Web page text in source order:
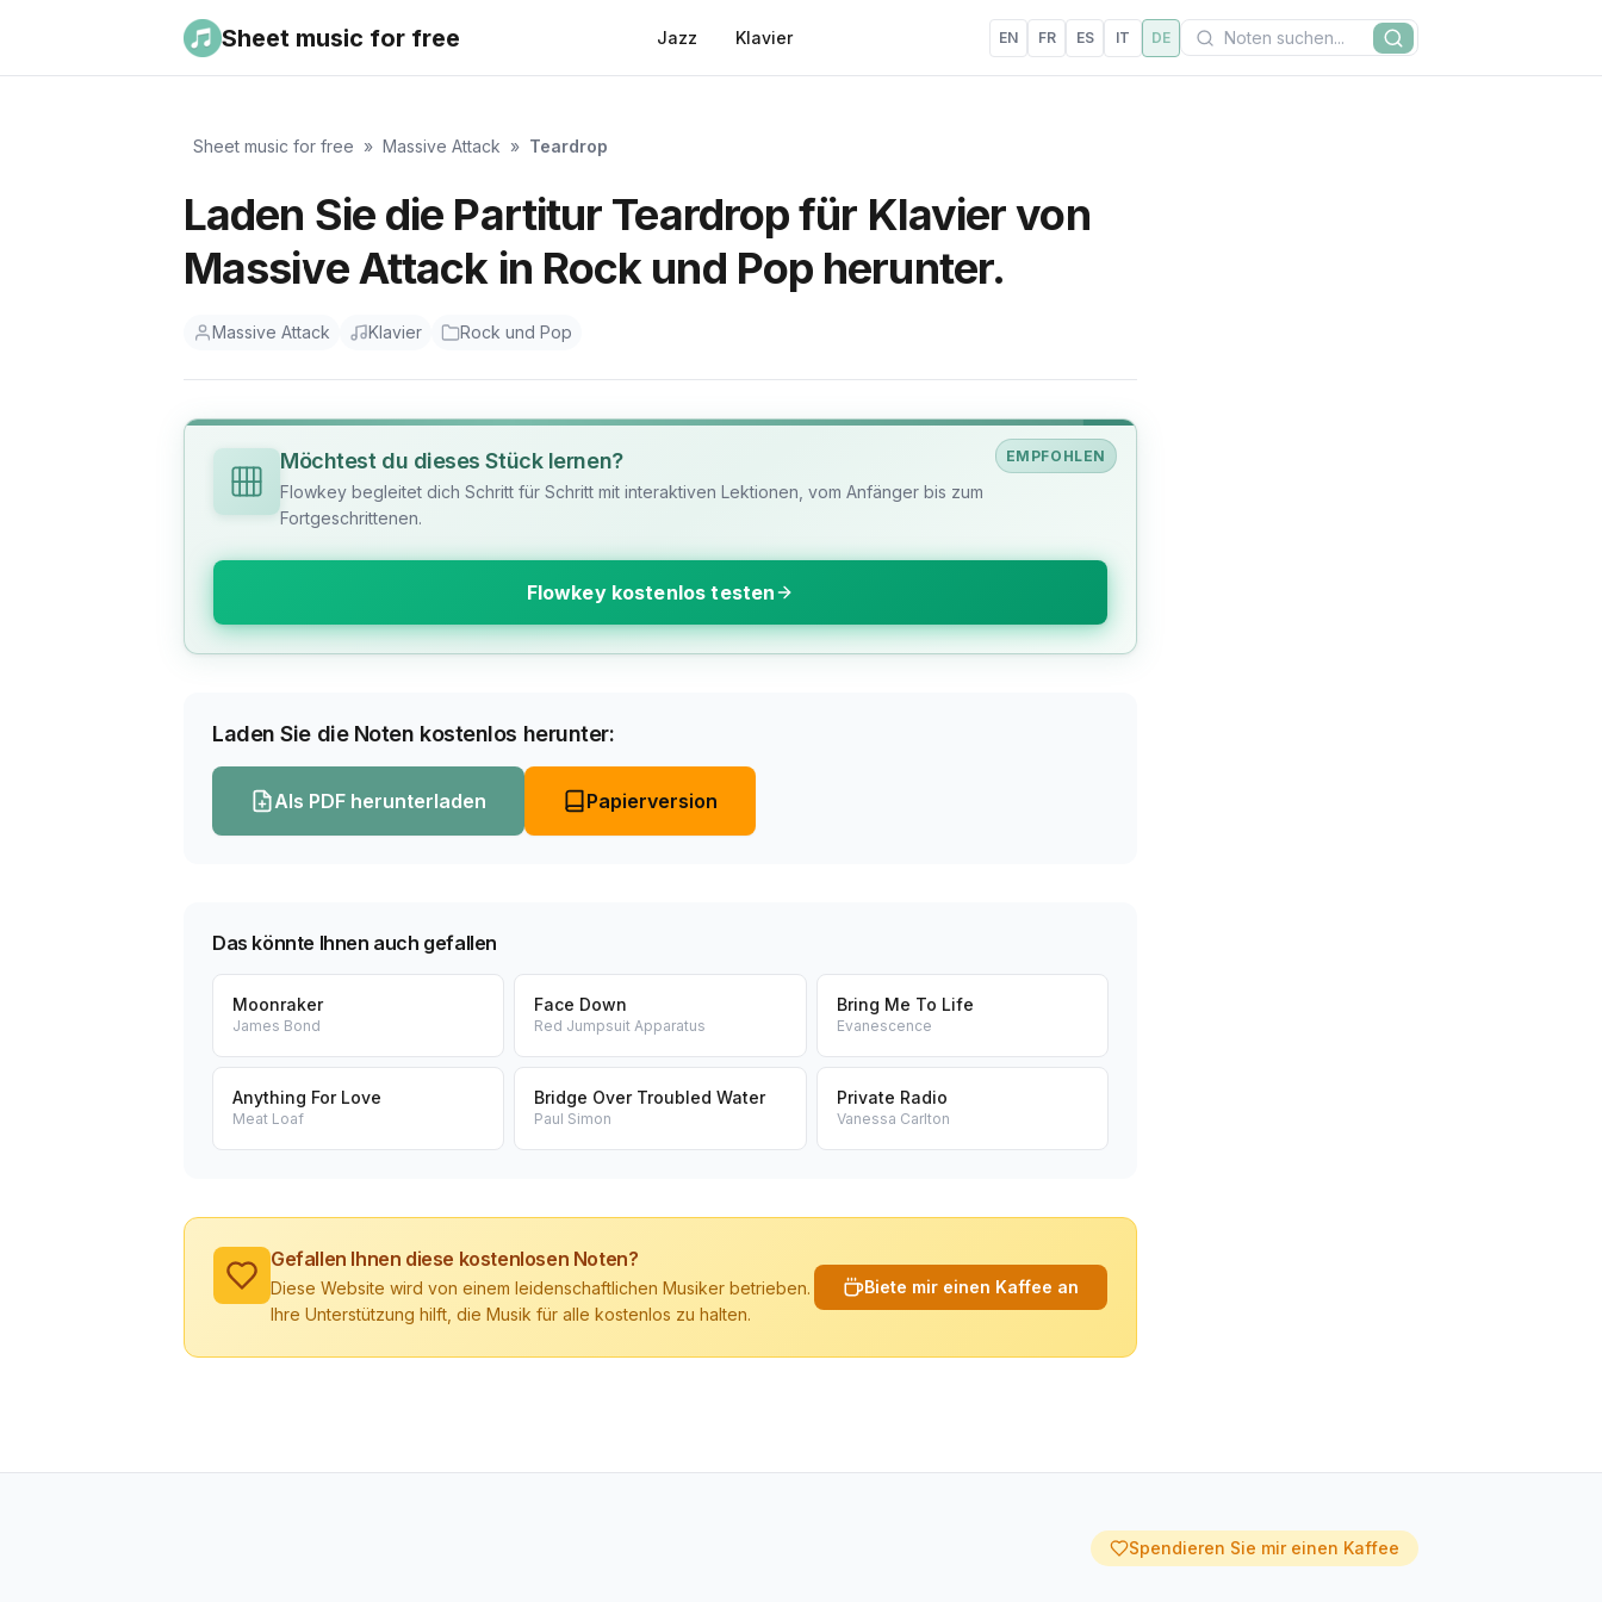
Sheet music for free Jazz Klavier EN FR ES IT DE Suchen
Suche
Sheet music for free » Massive Attack » Teardrop
Laden Sie die Partitur Teardrop für Klavier von
Massive Attack in Rock und Pop herunter.
Massive Attack Klavier Rock und Pop
EMPFOHLEN
Möchtest du dieses Stück lernen?
Flowkey begleitet dich Schritt für Schritt mit interaktiven Lektionen, vom Anfänger bis zum
Fortgeschrittenen.
Flowkey kostenlos testen
Laden Sie die Noten kostenlos herunter:
Als PDF herunterladen Papierversion
Das könnte Ihnen auch gefallen
Moonraker
James Bond
Face Down
Red Jumpsuit Apparatus
Bring Me To Life
Evanescence
Anything For Love
Meat Loaf
Bridge Over Troubled Water
Paul Simon
Private Radio
Vanessa Carlton
Gefallen Ihnen diese kostenlosen Noten?
Diese Website wird von einem leidenschaftlichen Musiker betrieben.
Ihre Unterstützung hilft, die Musik für alle kostenlos zu halten.
Biete mir einen Kaffee an
Spendieren Sie mir einen Kaffee